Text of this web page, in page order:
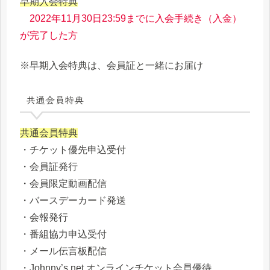
2022年11月30日23:59までに入会手続き（入金）
が完了した方
※早期入会特典は、会員証と一緒にお届け
共通会員特典
共通会員特典
・チケット優先申込受付
・会員証発行
・会員限定動画配信
・バースデーカード発送
・会報発行
・番組協力申込受付
・メール伝言板配信
・Johnny’s net オンラインチケット会員優待